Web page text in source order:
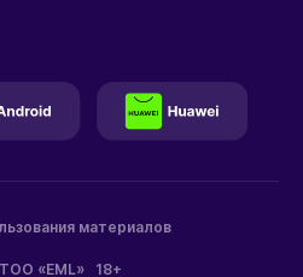
«EML» 18+
материалов